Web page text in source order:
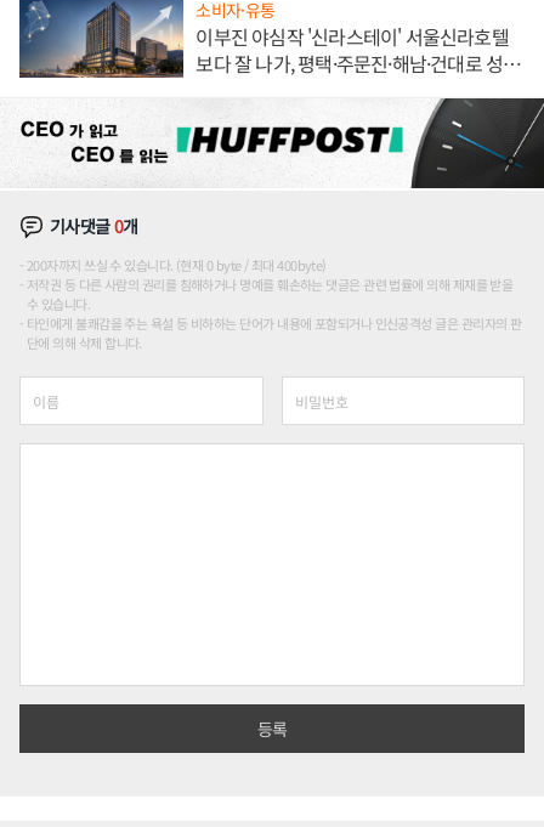
소비자·유통
이부진 야심작 '신라스테이' 서울신라호텔
보다 잘 나가, 평택·주문진·해남·건대로 성
기사댓글0개
200자까지 쓰실 수 있습니다. (현재 0 byte / 최대 400byte)
저작권 등 다른 사람의 권리를 침해하거나 명예를 훼손하는 댓글은 관련 법률에 의해 제재를 받을
수 있습니다.
타인에게 불쾌감을 주는 욕설 등 비하하는 단어가 내용에 포함되거나 인신공격성 글은 관리자의 판
단에 의해 삭제 합니다.